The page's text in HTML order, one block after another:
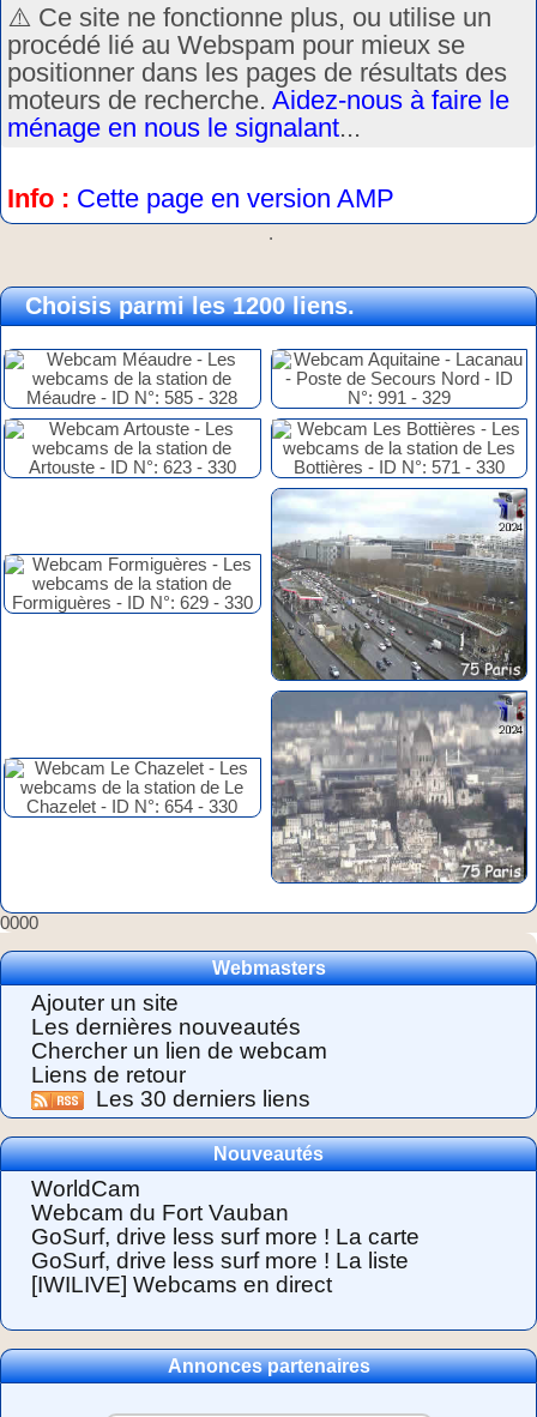
⚠️ Ce site ne fonctionne plus, ou utilise un
procédé lié au Webspam pour mieux se
positionner dans les pages de résultats des
moteurs de recherche. Aidez-nous à faire le
ménage en nous le signalant...
Info : Cette page en version AMP
.
Choisis parmi les 1200 liens.
0000
Webmasters
Ajouter un site
Les dernières nouveautés
Chercher un lien de webcam
Liens de retour
Les 30 derniers liens
Nouveautés
WorldCam
Webcam du Fort Vauban
GoSurf, drive less surf more ! La carte
GoSurf, drive less surf more ! La liste
[IWILIVE] Webcams en direct
Annonces partenaires